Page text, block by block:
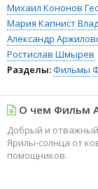
Михаил Кононов
Мария Капнист
Александр
Ростислав Шмырев
Разделы:Фильмы
О чем Фильм
Добрый и
Ярилы-солнца от
помощников.